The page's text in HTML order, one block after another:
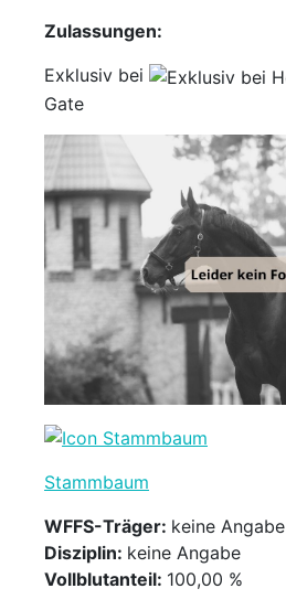
Partner
Account
Zulassungen:
Exklusiv bei
Gate
Stammbaum
WFFS-Träger: keine Angabe
Disziplin: keine Angabe
Vollblutanteil: 100,00 %